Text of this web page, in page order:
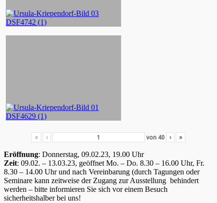
« ‹ von 40 › »
Eröffnung: Donnerstag, 09.02.23, 19.00 Uhr
Zeit: 09.02. – 13.03.23, geöffnet Mo. – Do. 8.30 – 16.00 Uhr, Fr.
8.30 – 14.00 Uhr und nach Vereinbarung (durch Tagungen oder
Seminare kann zeitweise der Zugang zur Ausstellung behindert
werden – bitte informieren Sie sich vor einem Besuch
sicherheitshalber bei uns!